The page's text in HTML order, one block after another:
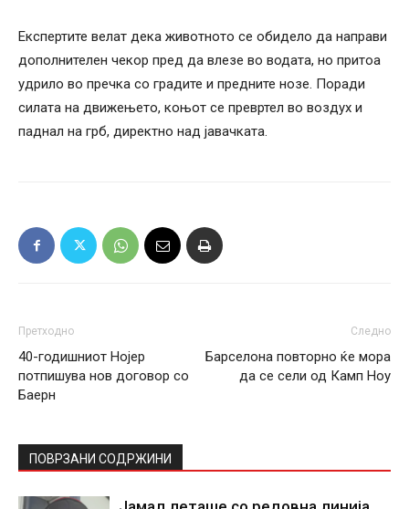
Експертите велат дека животното се обидело да направи
дополнителен чекор пред да влезе во водата, но притоа
удрило во пречка со градите и предните нозе. Поради
силата на движењето, коњот се превртел во воздух и
паднал на грб, директно над јавачката.
Претходно
40-годишниот Нојер
потпишува нов договор со
Баерн
Следно
Барселона повторно ќе мора
да се сели од Камп Ноу
ПОВРЗАНИ СОДРЖИНИ